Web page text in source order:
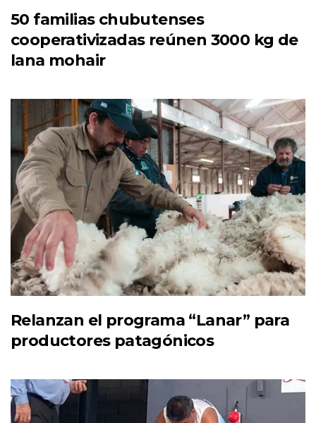
50 familias chubutenses
cooperativizadas reúnen 3000 kg de
lana mohair
Relanzan el programa “Lanar” para
productores patagónicos